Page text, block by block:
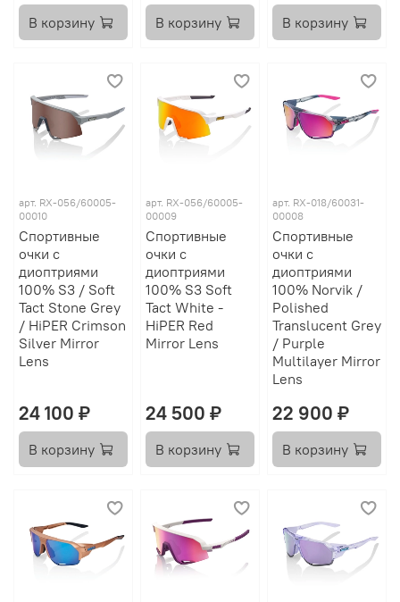
В корзину В корзину В корзину
арт. RX-056/60005-
00010
Спортивные
очки с
диоптриями
100% S3 / Soft
Tact Stone Grey
/ HiPER Crimson
Silver Mirror
Lens
24 100 ₽
В корзину
арт. RX-056/60005-
00009
Спортивные
очки с
диоптриями
100% S3 Soft
Tact White -
HiPER Red
Mirror Lens
24 500 ₽
В корзину
арт. RX-018/60031-
00008
Спортивные
очки с
диоптриями
100% Norvik /
Polished
Translucent Grey
/ Purple
Multilayer Mirror
Lens
22 900 ₽
В корзину